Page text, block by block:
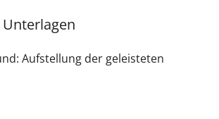
Aufstellung der geleisteten